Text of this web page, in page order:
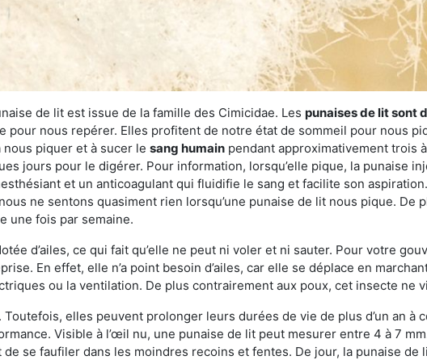
de lit est issue de la famille des Cimicidae. Les punaises de lit sont
nous repérer. Elles profitent de notre état de sommeil pour nous
piquer et à sucer le sang humain pendant approximativement trois
jours pour le digérer. Pour information, lorsqu’elle pique, la punaise
et un anticoagulant qui fluidifie le sang et facilite son aspiration.
ne sentons quasiment rien lorsqu’une punaise de lit nous pique. De
une fois par semaine.
d’ailes, ce qui fait qu’elle ne peut ni voler et ni sauter. Pour votre
En effet, elle n’a point besoin d’ailes, car elle se déplace en
ou la ventilation. De plus contrairement aux poux, cet insecte ne
elles peuvent prolonger leurs durées de vie de plus d’un an à
Visible à l’œil nu, une punaise de lit peut mesurer entre 4 à 7
se faufiler dans les moindres recoins et fentes. De jour, la punaise de